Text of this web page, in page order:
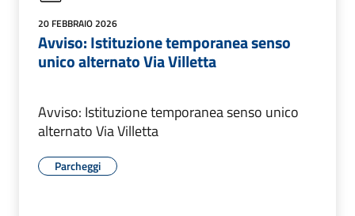
20 FEBBRAIO 2026
Avviso: Istituzione temporanea senso
unico alternato Via Villetta
Avviso: Istituzione temporanea senso unico
alternato Via Villetta
Parcheggi